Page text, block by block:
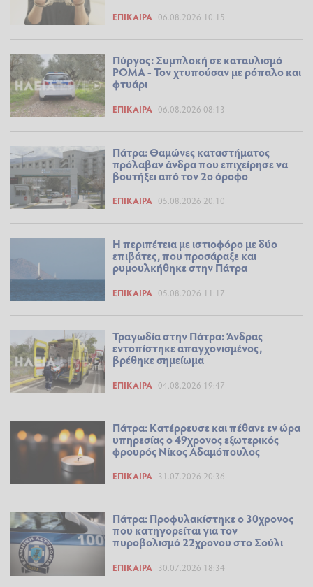
ΕΠΊΚΑΙΡΑ 06.08.2026 10:15
Πύργος: Συμπλοκή σε καταυλισμό
ΡΟΜΑ - Τον χτυπούσαν με ρόπαλο και
φτυάρι
ΕΠΊΚΑΙΡΑ 06.08.2026 08:13
Πάτρα: Θαμώνες καταστήματος
πρόλαβαν άνδρα που επιχείρησε να
βουτήξει από τον 2ο όροφο
ΕΠΊΚΑΙΡΑ 05.08.2026 20:10
Η περιπέτεια με ιστιοφόρο με δύο
επιβάτες, που προσάραξε και
ρυμουλκήθηκε στην Πάτρα
ΕΠΊΚΑΙΡΑ 05.08.2026 11:17
Τραγωδία στην Πάτρα: Άνδρας
εντοπίστηκε απαγχονισμένος,
βρέθηκε σημείωμα
ΕΠΊΚΑΙΡΑ 04.08.2026 19:47
Πάτρα: Κατέρρευσε και πέθανε εν ώρα
υπηρεσίας ο 49χρονος εξωτερικός
φρουρός Νίκος Αδαμόπουλος
ΕΠΊΚΑΙΡΑ 31.07.2026 20:36
Πάτρα: Προφυλακίστηκε ο 30χρονος
που κατηγορείται για τον
πυροβολισμό 22χρονου στο Σούλι
ΕΠΊΚΑΙΡΑ 30.07.2026 18:34